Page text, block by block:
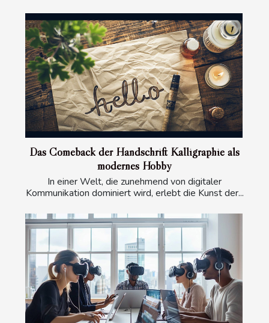
Das Comeback der Handschrift Kalligraphie als
modernes Hobby
In einer Welt, die zunehmend von digitaler
Kommunikation dominiert wird, erlebt die Kunst der...